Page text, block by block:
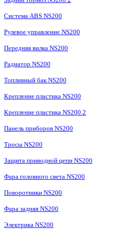
Система ABS NS200
Рулевое управление NS200
Передняя вилка NS200
Радиатор NS200
Топливный бак NS200
Крепление пластика NS200
Крепление пластика NS200 2
Панель приборов NS200
Тросы NS200
Защита приводной цепи NS200
Фара головного света NS200
Поворотники NS200
Фара задняя NS200
Электрика NS200